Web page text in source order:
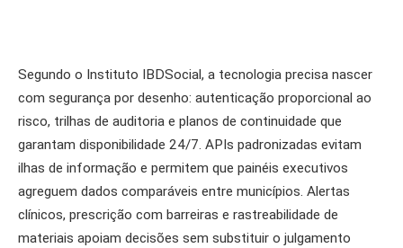
Segundo o Instituto IBDSocial, a tecnologia precisa nascer
com segurança por desenho: autenticação proporcional ao
risco, trilhas de auditoria e planos de continuidade que
garantam disponibilidade 24/7. APIs padronizadas evitam
ilhas de informação e permitem que painéis executivos
agreguem dados comparáveis entre municípios. Alertas
clínicos, prescrição com barreiras e rastreabilidade de
materiais apoiam decisões sem substituir o julgamento